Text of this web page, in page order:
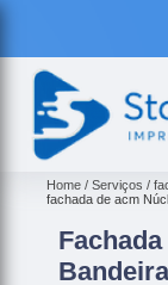
Home Serviços
fachada de acm